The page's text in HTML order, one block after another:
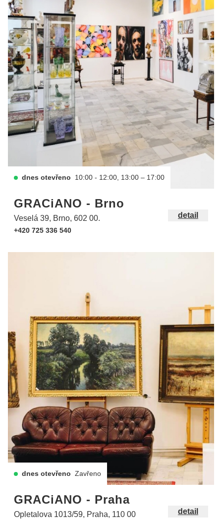
dnes otevřeno 10:00 - 12:00, 13:00 – 17:00
GRACiANO - Brno
Veselá 39, Brno, 602 00.
+420 725 336 540
detail
dnes otevřeno Zavřeno
GRACiANO - Praha
Opletalova 1013/59, Praha, 110 00 detail